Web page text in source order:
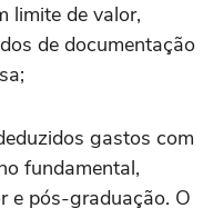
limite de valor,
de documentação
gastos com
fundamental,
e pós-graduação. O